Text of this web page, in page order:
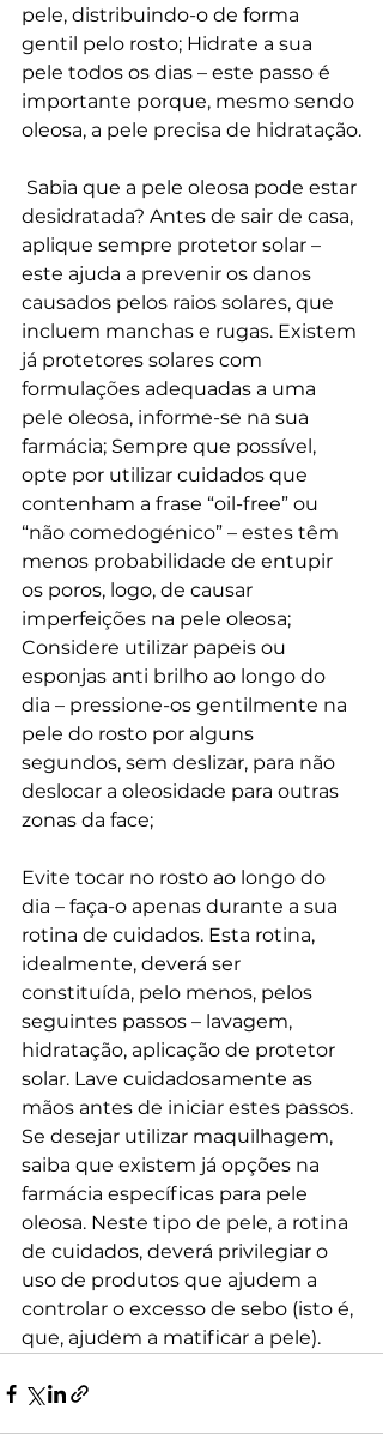
pele, distribuindo-o de forma
gentil pelo rosto; Hidrate a sua
pele todos os dias – este passo é
importante porque, mesmo sendo
oleosa, a pele precisa de hidratação.
desidratada? Antes de sair de casa,
aplique sempre protetor solar –
este ajuda a prevenir os danos
causados pelos raios solares, que
incluem manchas e rugas. Existem
já protetores solares com
formulações adequadas a uma
pele oleosa, informe-se na sua
farmácia; Sempre que possível,
opte por utilizar cuidados que
contenham a frase “oil-free” ou
“não comedogénico” – estes têm
menos probabilidade de entupir
os poros, logo, de causar
imperfeições na pele oleosa;
Considere utilizar papeis ou
esponjas anti brilho ao longo do
dia – pressione-os gentilmente na
pele do rosto por alguns
segundos, sem deslizar, para não
deslocar a oleosidade para outras
zonas da face;
Evite tocar no rosto ao longo do
dia – faça-o apenas durante a sua
rotina de cuidados. Esta rotina,
idealmente, deverá ser
constituída, pelo menos, pelos
seguintes passos – lavagem,
hidratação, aplicação de protetor
solar. Lave cuidadosamente as
mãos antes de iniciar estes passos.
Se desejar utilizar maquilhagem,
saiba que existem já opções na
farmácia específicas para pele
oleosa. Neste tipo de pele, a rotina
de cuidados, deverá privilegiar o
uso de produtos que ajudem a
controlar o excesso de sebo (isto é,
que, ajudem a matificar a pele).